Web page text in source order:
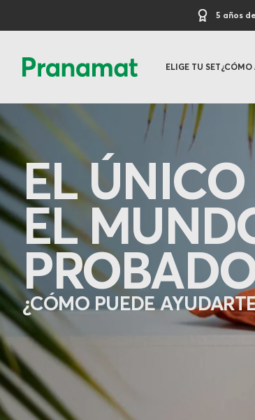
5 años
ELIGE TU SET¿CÓMO
EL ÚNICO
EL
¿CÓMO PUEDE